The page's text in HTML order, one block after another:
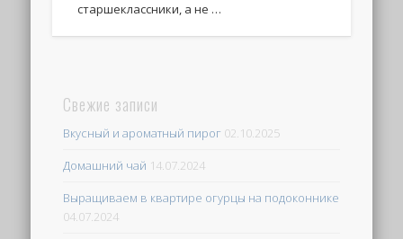
старшеклассники, а не …
Свежие записи
Вкусный и ароматный пирог 02.10.2025
Домашний чай 14.07.2024
Выращиваем в квартире огурцы на подоконнике
04.07.2024